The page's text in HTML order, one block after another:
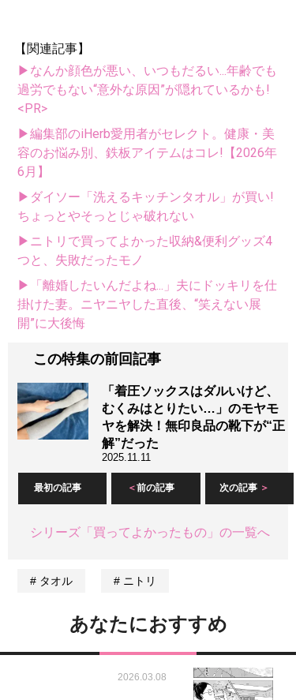
【関連記事】
▶なんか顔色が悪い、いつもだるい...年齢でも
過労でもない“意外な原因”が隠れているかも!
<PR>
▶編集部のiHerb愛用者がセレクト。健康・美
容のお悩み別、鉄板アイテムはコレ!【2026年
6月】
▶ダイソー「洗えるキッチンタオル」が買い!
ちょっとやそっとじゃ破れない
▶ニトリで買ってよかった収納&便利グッズ4
つと、失敗だったモノ
▶「離婚したいんだよね...」夫にドッキリを仕
掛けた妻。ニヤニヤした直後、“笑えない展
開”に大後悔
この特集の前回記事
「着圧ソックスはダルいけど、
むくみはとりたい…」のモヤモ
ヤを解決！無印良品の靴下が“正
解”だった
2025.11.11
最初の記事 前の記事 次の記事
シリーズ「買ってよかったもの」の一覧へ
タオル ニトリ
あなたにおすすめ
2026.03.08